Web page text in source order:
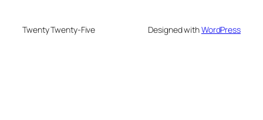
Twenty Twenty-Five Designed withWordPress